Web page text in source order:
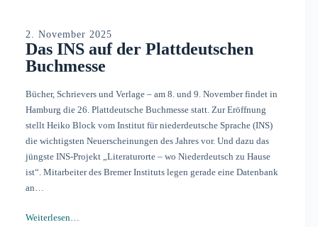
2. November 2025
Das INS auf der Plattdeutschen
Buchmesse
Bücher, Schrievers und Verlage – am 8. und 9. November findet in
Hamburg die 26. Plattdeutsche Buchmesse statt. Zur Eröffnung
stellt Heiko Block vom Institut für niederdeutsche Sprache (INS)
die wichtigsten Neuerscheinungen des Jahres vor. Und dazu das
jüngste INS-Projekt „Literaturorte – wo Niederdeutsch zu Hause
ist“. Mitarbeiter des Bremer Instituts legen gerade eine Datenbank
an…
Weiterlesen…